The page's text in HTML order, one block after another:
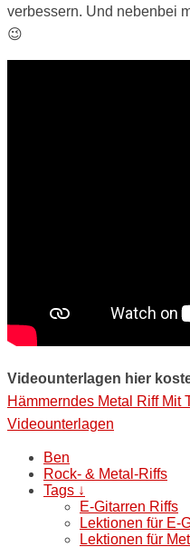
verbessern. Und nebenbei
😉
Videounterlagen hier
Hämmerndes Metal Riff Mit
Videounterlagen
Ben
Rock- & Metal-Riffs
Tags ↓
E-Gitarren Riffs
Lektionen für E-
Lektionen für